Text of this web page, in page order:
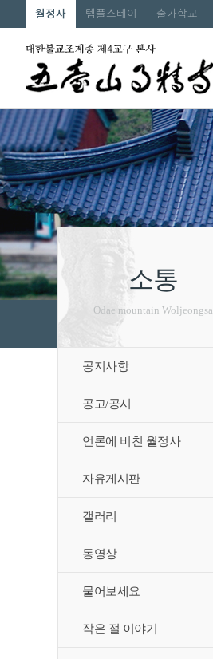
월정사 템플스테이 출가학교
소통
Odae mountain Woljeongsa
공지사항
공고/공시
언론에 비친 월정사
자유게시판
갤러리
동영상
물어보세요
작은 절 이야기